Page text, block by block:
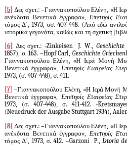
[5] Δες σχετ.: –Γιαννακοπούλου Ελένη, «Η
ανέκδοτα Βενετικά έγγραφα», Επετηρίς
τόμος Δ΄, 1973, σσ. 407-448. (Από εδώ
ιστορικά γεγονότα, καθώς και τη σχετική
[6]
Δες σχετ.: -Zinkeisen J. W.,
1857), σ. 163. –Hopf Carl ,Geschichte
Γιαννακοπούλου Ελένη, «Η Ιερά Μονή
Βενετικά έγγραφα», Επετηρίς Εταιρείας
1973, (σ. 407-448), σ. 411.
[7] –Γιαννακοπούλου Ελένη, «Η Ιερά Μονή
Βενετικά έγγραφα», Επετηρίς Εταιρείας
1973, (σ. 407-448), σ. 411-412. -
(Neuedruck der Ausgabe Stuttgart1934),
[8] Δες σχετ.: –Γιαννακοπούλου Ελένη, «Η
ανέκδοτα Βενετικά έγγραφα», Επετηρίς
τόμος Δ΄, 1973, σ. 412. –Garzoni P., Istoria